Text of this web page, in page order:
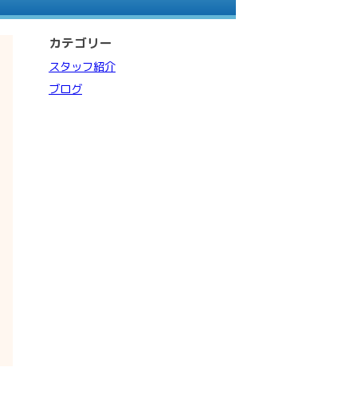
カテゴリー
スタッフ紹介
ブログ